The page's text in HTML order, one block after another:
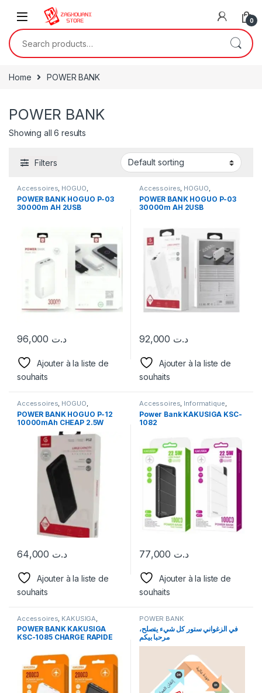
0
Home POWER BANK
POWER BANK
Showing all 6 results
Filters
Accessoires, HOGUO,
Informatique ,POWER BANK
POWER BANK HOGUO P-03
30000m AH 2USB
د.ت
Ajouter à la liste de
souhaits
Accessoires, HOGUO,
Informatique ,POWER BANK
POWER BANK HOGUO P-03
30000m AH 2USB
د.ت
Ajouter à la liste de
souhaits
Accessoires, HOGUO,
Informatique,POWER BANK
POWER BANK HOGUO P-12
10000mAh CHEAP 2.5W
د.ت
Ajouter à la liste de
souhaits
Accessoires, Informatique,
KAKUSIGA POWER BANK
Power Bank KAKUSIGA KSC-
1082
د.ت
Ajouter à la liste de
souhaits
Accessoires KAKUSIGA
POWER BANK
POWER BANK KAKUSIGA
KSC-1085 CHARGE RAPIDE
POWER BANK
في الزغواني ستور كل شيء يتصلح،
مرحبا بيكم